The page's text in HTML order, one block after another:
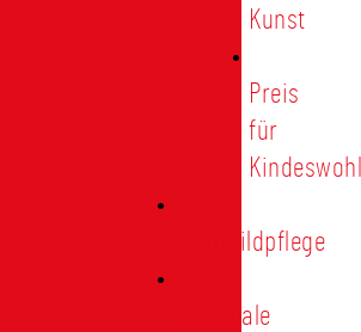
Kunst
Preis
für
Kindeswohl
Stadtbildpflege
Denkmale